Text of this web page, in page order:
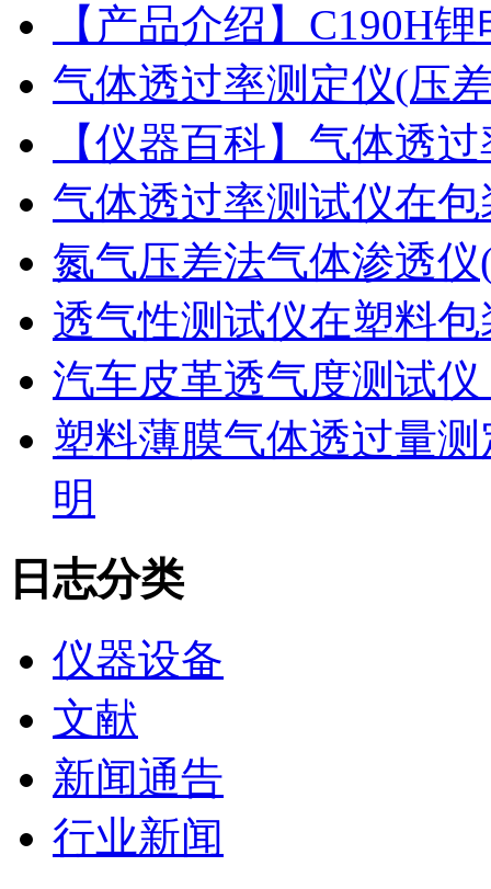
【产品介绍】C190H
气体透过率测定仪(压
【仪器百科】气体透
气体透过率测试仪在
氮气压差法气体渗透
透气性测试仪在塑料
汽车皮革透气度测试
塑料薄膜气体透过量
明
日志分类
仪器设备
文献
新闻通告
行业新闻